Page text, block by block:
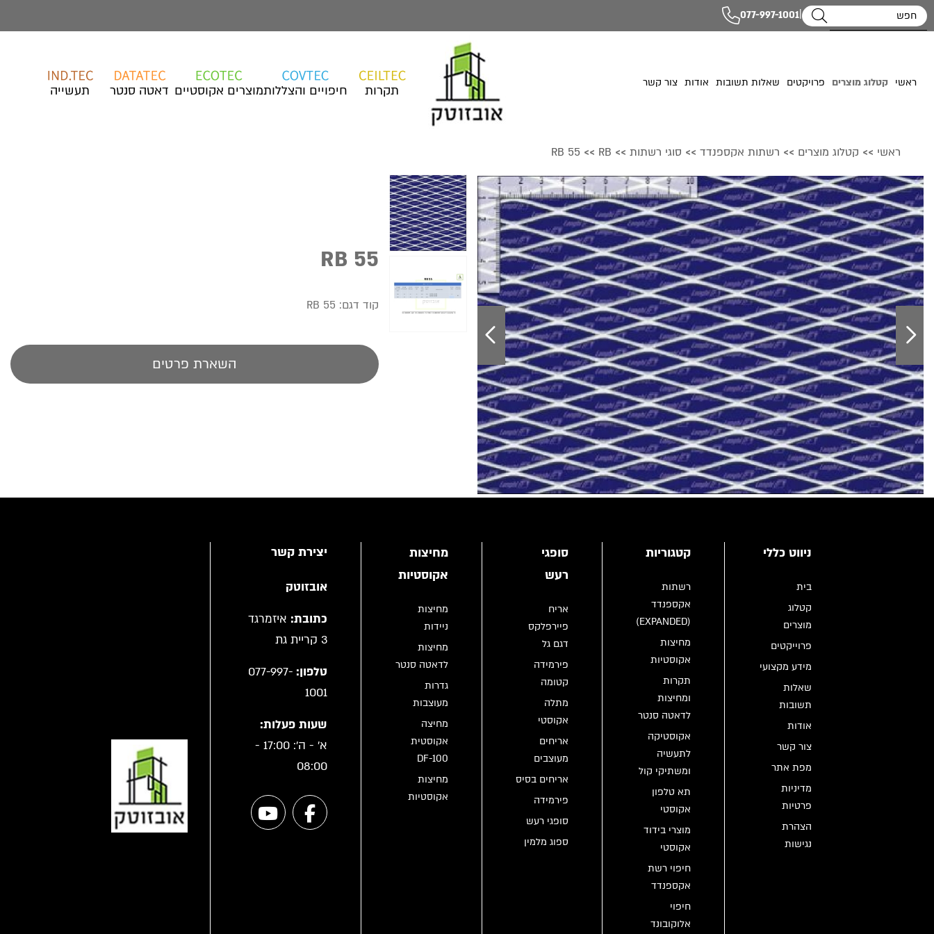
|
077-997-1001
ראשי קטלוג מוצרים פרויקטים שאלות תשובות אודות צור קשר
תקרות חיפויים והצללותמוצרים אקוסטיים דאטה סנטר תעשייה
ראשי >> קטלוג מוצרים >> רשתות אקספנדד >> סוגי רשתות >>
RB
>>
RB 55
RB 55
קוד דגם: RB 55
השארת פרטים
ניווט כללי
בית
קטלוג
מוצרים
פרוייקטים
מידע מקצועי
שאלות
תשובות
אודות
צור קשר
מפת אתר
מדיניות
פרטיות
הצהרת
נגישות
קטגוריות
רשתות
אקספנדד
(EXPANDED)
מחיצות
אקוסטיות
תקרות
ומחיצות
לדאטה סנטר
אקוסטיקה
לתעשיה
ומשתיקי קול
תא טלפון
אקוסטי
מוצרי בידוד
אקוסטי
חיפוי רשת
אקספנדד
חיפוי
אלוקובונד
סופגי
רעש
אריח
פיירפלקס
דגם גל
פירמידה
קטומה
מתלה
אקוסטי
אריחים
מעוצבים
אריחים בסיס
פירמידה
סופגי רעש
ספוג מלמין
מחיצות
אקוסטיות
מחיצות
ניידות
מחיצות
לדאטה סנטר
גדרות
מעוצבות
מחיצה
אקוסטית
DF-100
מחיצות
אקוסטיות
יצירת קשר
אובזוטק
כתובת: איזמרגד
3 קריית גת
טלפון: 077-997-
1001
שעות פעלות:
א' - ה': 17:00 -
08:00